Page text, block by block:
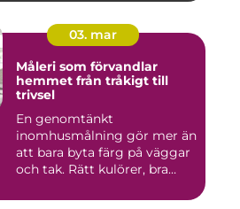
03. mar
Måleri som förvandlar
hemmet från tråkigt till
trivsel
En genomtänkt
inomhusmålning gör mer än
att bara byta färg på väggar
och tak. Rätt kulörer, bra